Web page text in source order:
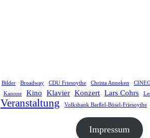
Bilder Broadway CDU Friesoythe Christa Anneken
Kanone Kino Klavier Konzert Lars Cohrs
Veranstaltung Volksbank Barßel-Bösel-Friesoythe
Impressum